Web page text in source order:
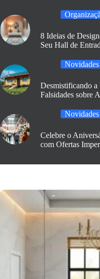
8 Ideias de
Seu Hall de
Novidades
Desmistificando
Falsidades sobre
Novidades
Celebre o
com Ofertas